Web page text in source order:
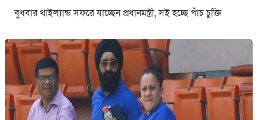
বুধবার থাইল্যান্ড সফরে যাচ্ছেন প্রধানমন্ত্রী, সই হচ্ছে পাঁচ চুক্তি